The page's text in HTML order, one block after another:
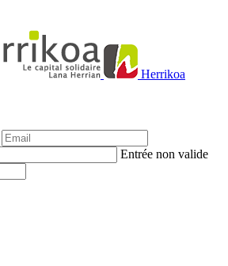
Herrikoa
Entrée non valide